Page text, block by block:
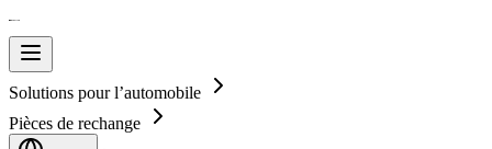
Solutions pour l’automobile
Pièces de rechange